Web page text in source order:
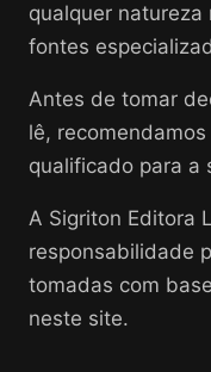
qualquer
fontes
Antes de tomar
lê,
qualificado para a
A Sigriton Editora
responsabilidade
tomadas com
neste site.